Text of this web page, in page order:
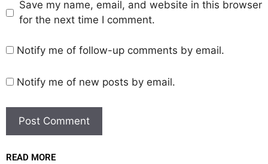
Save my name, email, and website in this browser
for the next time I comment.
Notify me of follow-up comments by email.
Notify me of new posts by email.
READ MORE